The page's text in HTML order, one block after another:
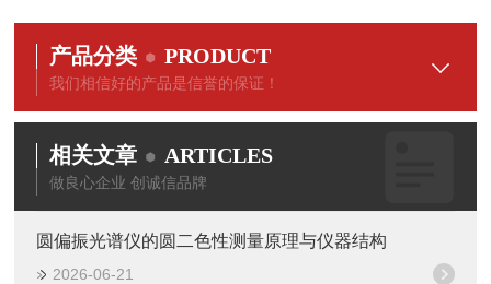
产品分类 PRODUCT
我们相信好的产品是信誉的保证！
相关文章 ARTICLES
做良心企业 创诚信品牌
圆偏振光谱仪的圆二色性测量原理与仪器结构
2026-06-21